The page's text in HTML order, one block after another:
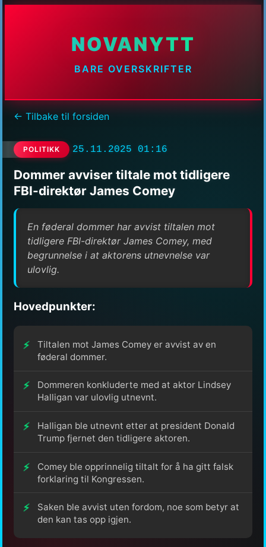
NOVANYTT
BARE OVERSKRIFTER
← Tilbake til forsiden
POLITIKK 25.11.2025 01:16
Dommer avviser tiltale mot tidligere
FBI-direktør James Comey
En føderal dommer har avvist tiltalen mot
tidligere FBI-direktør James Comey, med
begrunnelse i at aktorens utnevnelse var
ulovlig.
Hovedpunkter:
Tiltalen mot James Comey er avvist av en
føderal dommer.
Dommeren konkluderte med at aktor Lindsey
Halligan var ulovlig utnevnt.
Halligan ble utnevnt etter at president Donald
Trump fjernet den tidligere aktoren.
Comey ble opprinnelig tiltalt for å ha gitt falsk
forklaring til Kongressen.
Saken ble avvist uten fordom, noe som betyr at
den kan tas opp igjen.